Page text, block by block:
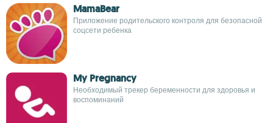
MamaBear
Приложение родительского контроля для безопасной
соцсети ребенка
My Pregnancy
Необходимый трекер беременности для здоровья и
воспоминаний